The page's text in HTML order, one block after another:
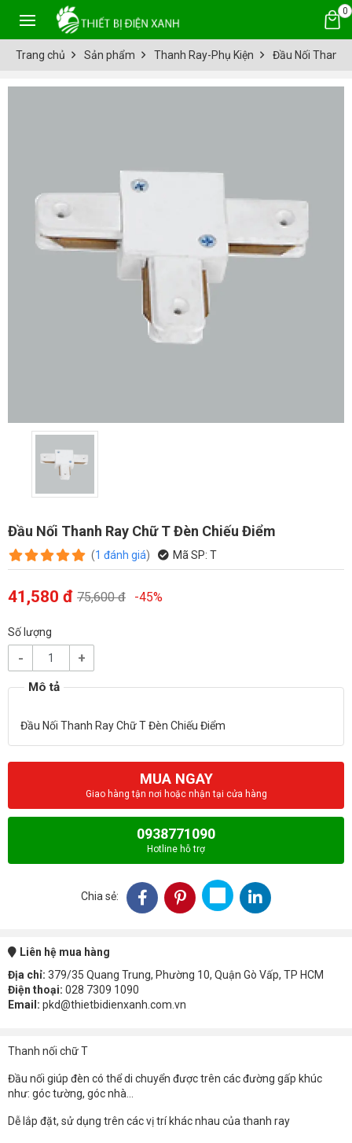
0
Trang chủ Sản phẩm Thanh Ray-Phụ Kiện Đầu Nối Thanh
Đầu Nối Thanh Ray Chữ T Đèn Chiếu Điểm
(1 đánh giá) Mã SP: T
41,580 đ 75,600 đ -45%
Số lượng
- +
MUA NGAY
Giao hàng tận nơi hoặc nhận tại cửa hàng
0938771090
Hotline hỗ trợ
Chia sẻ:
Liên hệ mua hàng
Địa chỉ: 379/35 Quang Trung, Phường 10, Quận Gò Vấp, TP HCM
Điện thoại: 028 7309 1090
Email: pkd@thietbidienxanh.com.vn
Thanh nối chữ T
Đầu nối giúp đèn có thể di chuyển được trên các đường gấp khúc
như: góc tường, góc nhà...
Dễ lắp đặt, sử dụng trên các vị trí khác nhau của thanh ray